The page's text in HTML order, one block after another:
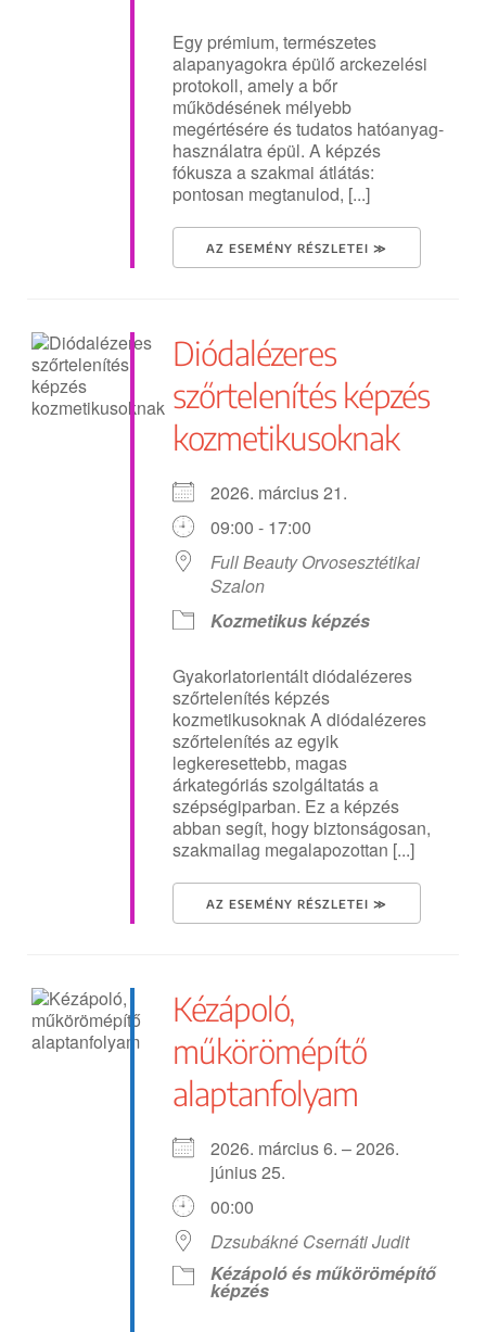
Egy prémium, természetes
alapanyagokra épülő arckezelési
protokoll, amely a bőr
működésének mélyebb
megértésére és tudatos hatóanyag-
használatra épül. A képzés
fókusza a szakmai átlátás:
pontosan megtanulod, [...]
AZ ESEMÉNY RÉSZLETEI ≫
Diódalézeres
szőrtelenítés képzés
kozmetikusoknak
2026. március 21.
09:00 - 17:00
Full Beauty Orvosesztétikai
Szalon
Kozmetikus képzés
Gyakorlatorientált diódalézeres
szőrtelenítés képzés
kozmetikusoknak A diódalézeres
szőrtelenítés az egyik
legkeresettebb, magas
árkategóriás szolgáltatás a
szépségiparban. Ez a képzés
abban segít, hogy biztonságosan,
szakmailag megalapozottan [...]
AZ ESEMÉNY RÉSZLETEI ≫
Kézápoló,
műkörömépítő
alaptanfolyam
2026. március 6. – 2026.
június 25.
00:00
Dzsubákné Csernáti Judit
Kézápoló és műkörömépítő
képzés